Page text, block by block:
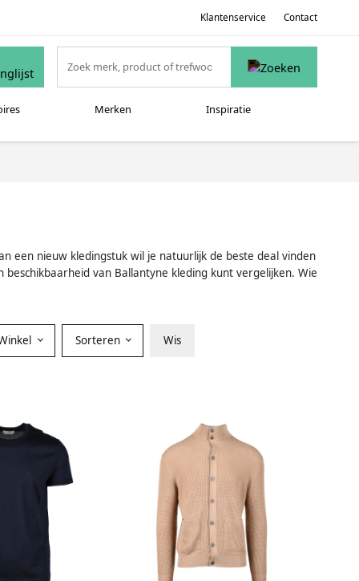
Klantenservice Contact
Merken Inspiratie
een nieuw kledingstuk wil je natuurlijk de beste deal vinden
van Ballantyne kleding kunt vergelijken. Wie
Sorteren Wis